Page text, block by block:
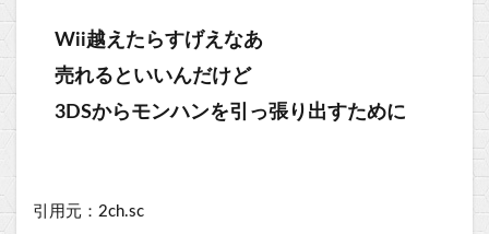
Wii越えたらすげえなあ
売れるといいんだけど
3DSからモンハンを引っ張り出すために
引用元：2ch.sc